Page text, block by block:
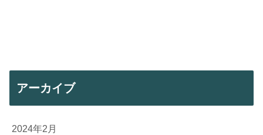
アーカイブ
2024年2月